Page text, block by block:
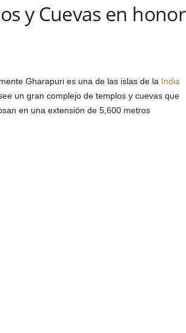
y Cuevas en honor
Gharapuri es una de las islas de la India
un gran complejo de templos y cuevas que
en una extensión de 5,600 metros